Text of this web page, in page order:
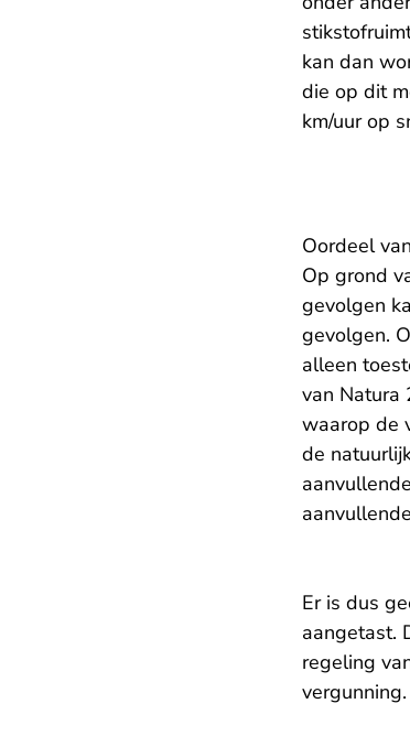
kan dan
die op dit
km/uur op
Oordeel
Op grond
gevolgen
gevolgen.
alleen
van Natura
waarop de
de
Er is dus
aangetast.
regeling